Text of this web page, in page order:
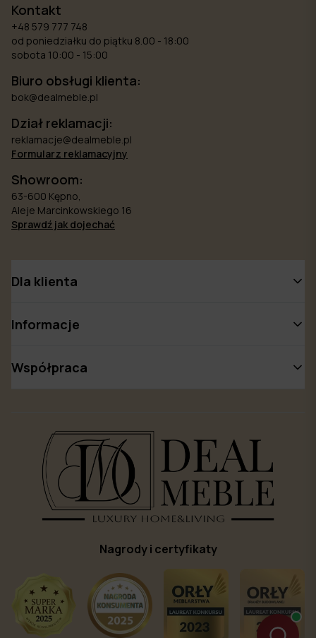
Kontakt
+48 579 777 748
od poniedziałku do piątku 8.00 - 18:00
sobota 10:00 - 15:00
Biuro obsługi klienta:
bok@dealmeble.pl
Dział reklamacji:
reklamacje@dealmeble.pl
Formularz reklamacyjny
Showroom:
63-600 Kępno,
Aleje Marcinkowskiego 16
Sprawdź jak dojechać
Dla klienta
Informacje
Współpraca
Nagrody i certyfikaty